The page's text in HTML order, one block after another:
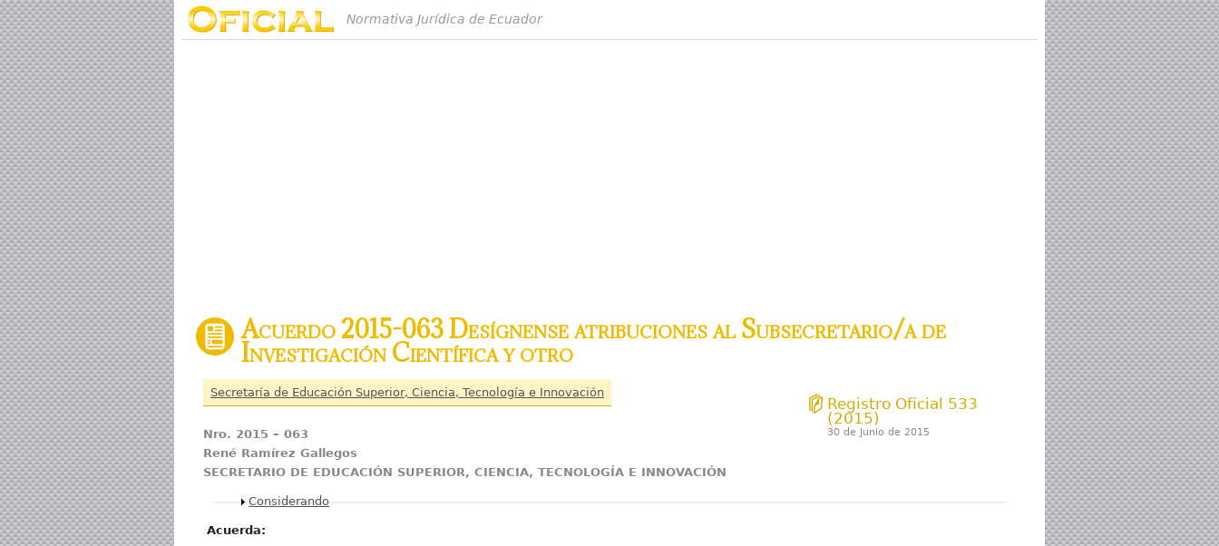
Normativa Jurídica de Ecuador
Acuerdo 2015-063 Desígnense atribuciones al Subsecretario/a de
Investigación Científica y otro
Secretaría de Educación Superior, Ciencia, Tecnología e Innovación
Registro Oficial 533
(2015)
30 de Junio de 2015
Nro. 2015 – 063
René Ramírez Gallegos
SECRETARIO DE EDUCACIÓN SUPERIOR, CIENCIA, TECNOLOGÍA E INNOVACIÓN
Mostrar
Considerando
Acuerda: